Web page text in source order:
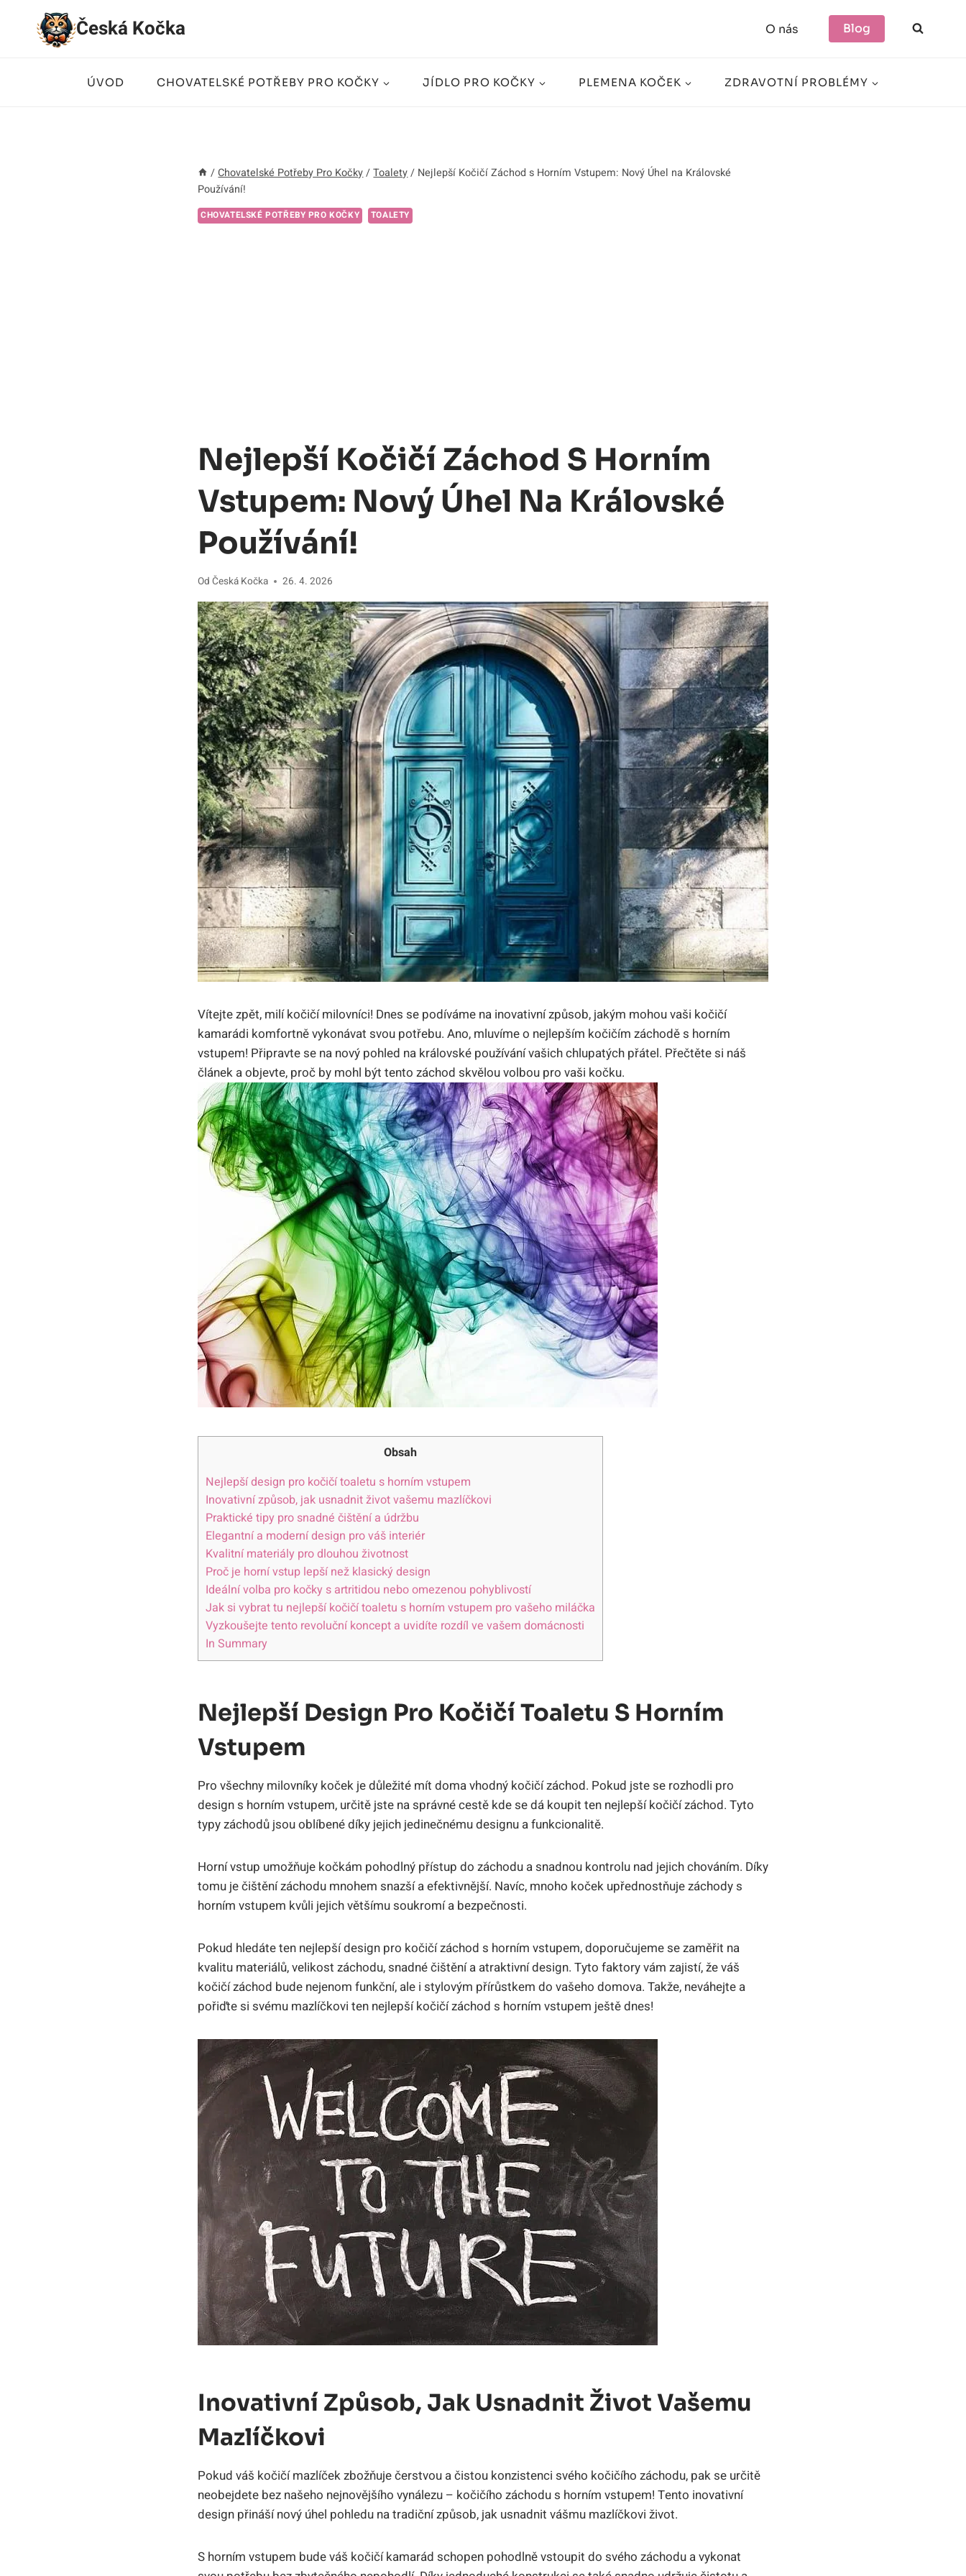
Přeskočit
Česká Kočka O nás Blog
ÚVOD CHOVATELSKÉ POTŘEBY PRO KOČKY JÍDLO PRO KOČKY PLEMENA KOČEK ZDRAVOTNÍ PROBLÉMY
/ Chovatelské Potřeby Pro Kočky / Toalety / Nejlepší Kočičí Záchod s Horním Vstupem: Nový Úhel na Královské
Používání!
CHOVATELSKÉ POTŘEBY PRO KOČKY TOALETY
Nejlepší Kočičí Záchod S Horním
Vstupem: Nový Úhel Na Královské
Používání!
Od Česká Kočka 26. 4. 2026
Vítejte zpět, milí kočičí milovníci! Dnes se podíváme na inovativní způsob, jakým mohou vaši kočičí
kamarádi komfortně vykonávat svou potřebu. Ano, mluvíme o nejlepším kočičím záchodě s horním
vstupem! Připravte se na nový pohled na královské používání vašich chlupatých přátel. Přečtěte si náš
článek a objevte, proč by mohl být tento záchod skvělou volbou pro vaši kočku.
Obsah
Nejlepší design pro kočičí toaletu s horním vstupem
Inovativní způsob, jak usnadnit život vašemu mazlíčkovi
Praktické tipy pro snadné čištění a údržbu
Elegantní a moderní design pro váš interiér
Kvalitní materiály pro dlouhou životnost
Proč je horní vstup lepší než klasický design
Ideální volba pro kočky s artritidou nebo omezenou pohyblivostí
Jak si vybrat tu nejlepší kočičí toaletu s horním vstupem pro vašeho miláčka
Vyzkoušejte tento revoluční koncept a uvidíte rozdíl ve vašem domácnosti
In Summary
Nejlepší Design Pro Kočičí Toaletu S Horním
Vstupem
Pro všechny milovníky koček je důležité mít doma vhodný kočičí záchod. Pokud jste se rozhodli pro
design s horním vstupem, určitě jste na správné cestě kde se dá koupit ten nejlepší kočičí záchod. Tyto
typy záchodů jsou oblíbené díky jejich jedinečnému designu a funkcionalitě.
Horní vstup umožňuje kočkám pohodlný přístup do záchodu a snadnou kontrolu nad jejich chováním. Díky
tomu je čištění záchodu mnohem snazší a efektivnější. Navíc, mnoho koček upřednostňuje záchody s
horním vstupem kvůli jejich většímu soukromí a bezpečnosti.
Pokud hledáte ten nejlepší design pro kočičí záchod s horním vstupem, doporučujeme se zaměřit na
kvalitu materiálů, velikost záchodu, snadné čištění a atraktivní design. Tyto faktory vám zajistí, že váš
kočičí záchod bude nejenom funkční, ale i stylovým přírůstkem do vašeho domova. Takže, neváhejte a
pořiďte si svému mazlíčkovi ten nejlepší kočičí záchod s horním vstupem ještě dnes!
Inovativní Způsob, Jak Usnadnit Život Vašemu
Mazlíčkovi
Pokud váš kočičí mazlíček zbožňuje čerstvou a čistou konzistenci svého kočičího záchodu, pak se určitě
neobejdete bez našeho nejnovějšího vynálezu – kočičího záchodu s horním vstupem! Tento inovativní
design přináší nový úhel pohledu na tradiční způsob, jak usnadnit vášmu mazlíčkovi život.
S horním vstupem bude váš kočičí kamarád schopen pohodlně vstoupit do svého záchodu a vykonat